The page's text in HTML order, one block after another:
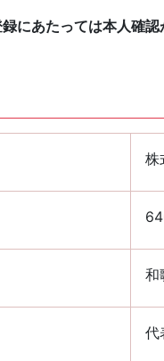
にあたっては本人確認
株
和
代